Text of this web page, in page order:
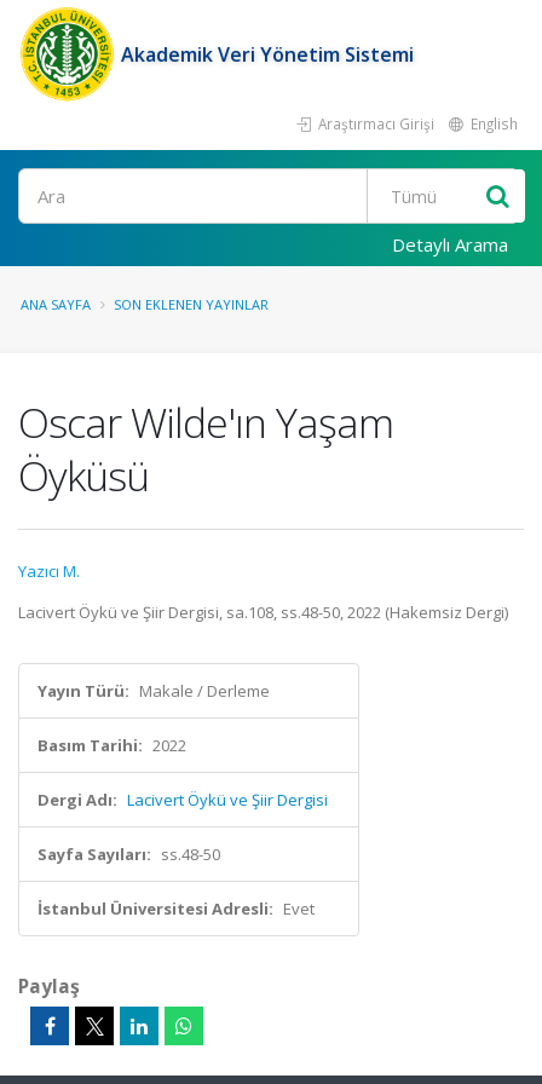
Akademik Veri Yönetim Sistemi
Araştırmacı Girişi English
Ara
Detaylı Arama
ANA SAYFA SON EKLENEN YAYINLAR
Oscar Wilde'ın Yaşam
Öyküsü
Yazıcı M.
Lacivert Öykü ve Şiir Dergisi, sa.108, ss.48-50, 2022 (Hakemsiz Dergi)
Yayın Türü: Makale / Derleme
Basım Tarihi: 2022
Dergi Adı: Lacivert Öykü ve Şiir Dergisi
Sayfa Sayıları: ss.48-50
İstanbul Üniversitesi Adresli: Evet
Paylaş